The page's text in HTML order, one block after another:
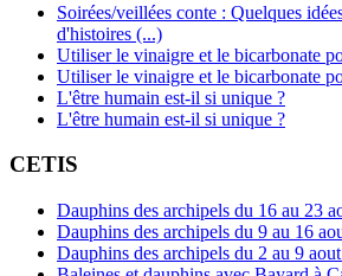
Soirées/veillées conte : Quelques
d'histoires (...)
Utiliser le vinaigre et le bicarbonate
Utiliser le vinaigre et le bicarbonate
L'être humain est-il si unique ?
L'être humain est-il si unique ?
CETIS
Dauphins des archipels du 16 au 23
Dauphins des archipels du 9 au 16
Dauphins des archipels du 2 au 9